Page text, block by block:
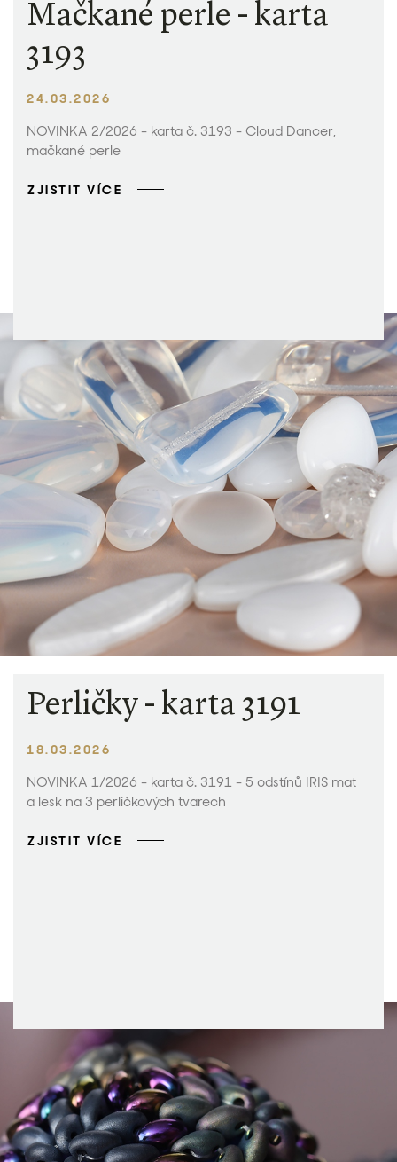
Mačkané perle - karta
3193
24.03.2026
NOVINKA 2/2026 - karta č. 3193 - Cloud Dancer,
mačkané perle
ZJISTIT VÍCE
Perličky - karta 3191
18.03.2026
NOVINKA 1/2026 - karta č. 3191 - 5 odstínů IRIS mat
a lesk na 3 perličkových tvarech
ZJISTIT VÍCE